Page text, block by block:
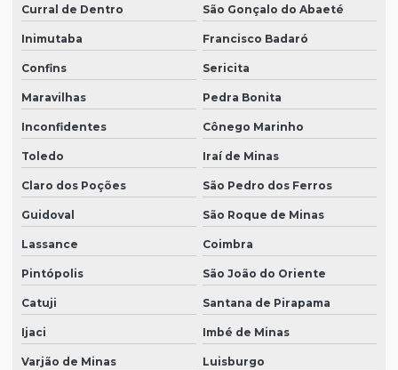
Curral de Dentro São Gonçalo do Abaeté
Inimutaba Francisco Badaró
Confins Sericita
Maravilhas Pedra Bonita
Inconfidentes Cônego Marinho
Toledo Iraí de Minas
Claro dos Poções São Pedro dos Ferros
Guidoval São Roque de Minas
Lassance Coimbra
Pintópolis São João do Oriente
Catuji Santana de Pirapama
Ijaci Imbé de Minas
Varjão de Minas Luisburgo